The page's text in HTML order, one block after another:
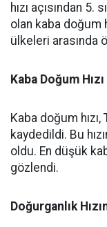
hızı açısından 5.
olan kaba doğum
ülkeleri arasında
Kaba Doğum
Kaba doğum
kaydedildi. Bu
oldu. En düşük
gözlendi.
Doğurganlık